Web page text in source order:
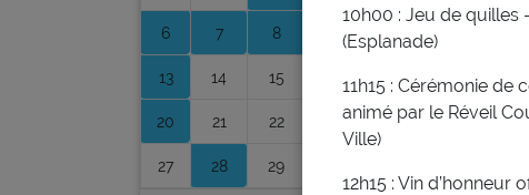
6 7 8 10 11
13 14 15 17 18 19
20 21 22 24 25 26
27 28 29
10h00 : Jeu de quilles
(Esplanade)
11h15 : Cérémonie
animé par le Réveil
Ville)
12h15 : Vin d’honneur